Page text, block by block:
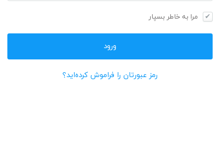
مرا به خاطر بسپار
رمز عبورتان را فراموش کرده‌اید؟